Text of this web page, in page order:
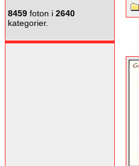
8459 foton i 2640
kategorier.